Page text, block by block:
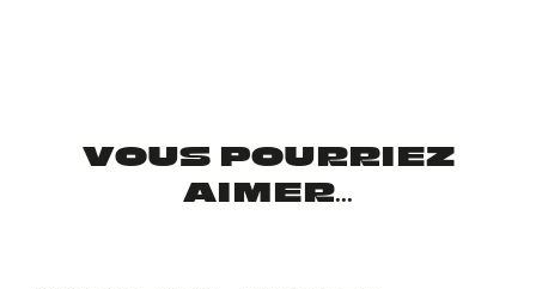
VOUS POURRIEZ
AIMER...